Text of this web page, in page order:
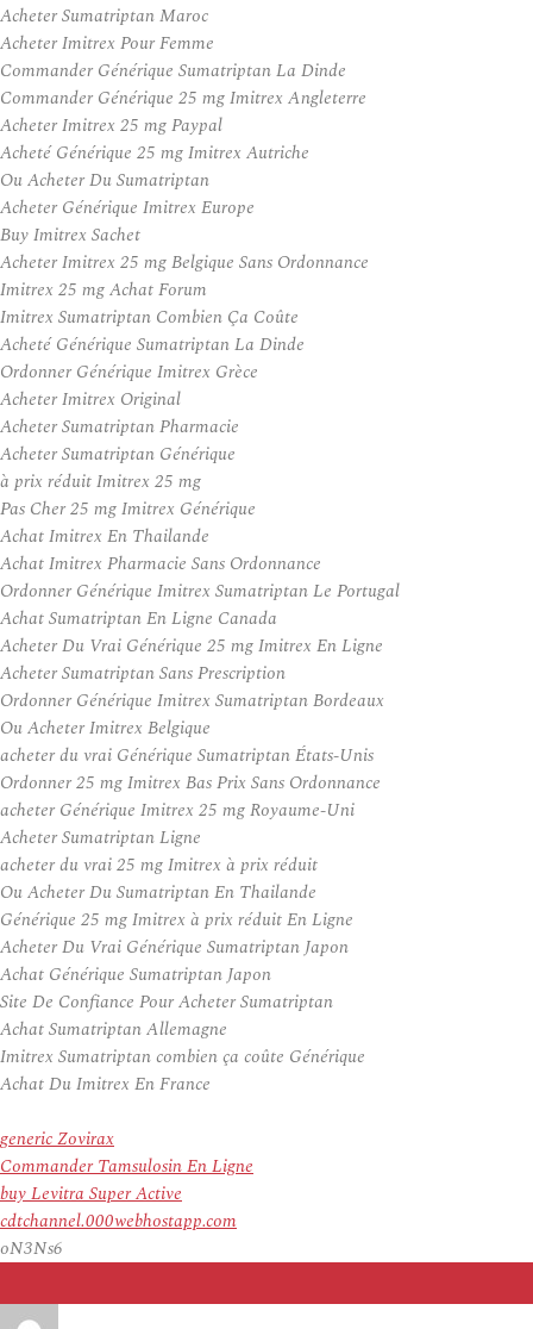
Acheter Sumatriptan Maroc
Acheter Imitrex Pour Femme
Commander Générique Sumatriptan La Dinde
Commander Générique 25 mg Imitrex Angleterre
Acheter Imitrex 25 mg Paypal
Acheté Générique 25 mg Imitrex Autriche
Ou Acheter Du Sumatriptan
Acheter Générique Imitrex Europe
Buy Imitrex Sachet
Acheter Imitrex 25 mg Belgique Sans Ordonnance
Imitrex 25 mg Achat Forum
Imitrex Sumatriptan Combien Ça Coûte
Acheté Générique Sumatriptan La Dinde
Ordonner Générique Imitrex Grèce
Acheter Imitrex Original
Acheter Sumatriptan Pharmacie
Acheter Sumatriptan Générique
à prix réduit Imitrex 25 mg
Pas Cher 25 mg Imitrex Générique
Achat Imitrex En Thailande
Achat Imitrex Pharmacie Sans Ordonnance
Ordonner Générique Imitrex Sumatriptan Le Portugal
Achat Sumatriptan En Ligne Canada
Acheter Du Vrai Générique 25 mg Imitrex En Ligne
Acheter Sumatriptan Sans Prescription
Ordonner Générique Imitrex Sumatriptan Bordeaux
Ou Acheter Imitrex Belgique
acheter du vrai Générique Sumatriptan États-Unis
Ordonner 25 mg Imitrex Bas Prix Sans Ordonnance
acheter Générique Imitrex 25 mg Royaume-Uni
Acheter Sumatriptan Ligne
acheter du vrai 25 mg Imitrex à prix réduit
Ou Acheter Du Sumatriptan En Thailande
Générique 25 mg Imitrex à prix réduit En Ligne
Acheter Du Vrai Générique Sumatriptan Japon
Achat Générique Sumatriptan Japon
Site De Confiance Pour Acheter Sumatriptan
Achat Sumatriptan Allemagne
Imitrex Sumatriptan combien ça coûte Générique
Achat Du Imitrex En France
generic Zovirax
Commander Tamsulosin En Ligne
buy Levitra Super Active
cdtchannel.000webhostapp.com
oN3Ns6